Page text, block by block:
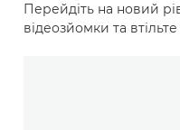
Перейдіть на новий
відеозйомки та